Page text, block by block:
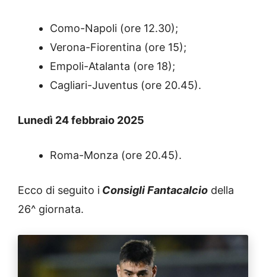
Como-Napoli (ore 12.30);
Verona-Fiorentina (ore 15);
Empoli-Atalanta (ore 18);
Cagliari-Juventus (ore 20.45).
Lunedì 24 febbraio 2025
Roma-Monza (ore 20.45).
Ecco di seguito i ConsigliFantacalcio della
26^ giornata.